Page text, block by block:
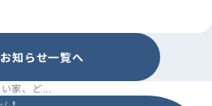
お知らせ一覧へ
家、ど...